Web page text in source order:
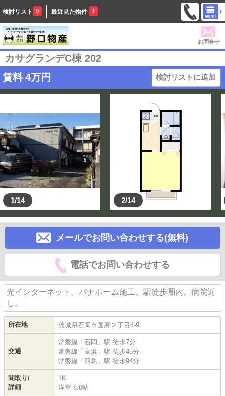
検討リスト 0 最近見た物件 1
お問合せ
カサグランデC棟 202
賃料 4万円 検討リストに追加
1/14 2/14
メールでお問い合わせする(無料)
電話でお問い合わせする
光インターネット。パナホーム施工。駅徒歩圏内、病院近
し。
所在地 茨城県石岡市国府 ２丁目4-9
交通
常磐線 「 石岡 」駅 徒歩7分
常磐線 「 高浜 」駅 徒歩45分
常磐線 「 羽鳥 」駅 徒歩94分
間取り/
詳細
1K
洋室 8.0帖